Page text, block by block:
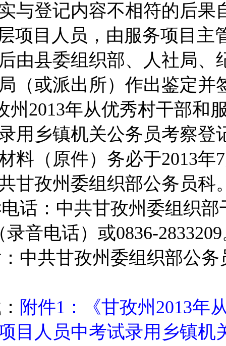
与登记内容不相符的后果
项目人员，由服务项目主
由县委组织部、人社局、
（或派出所）作出鉴定并
州2013年从优秀村干部和
用乡镇机关公务员考察登
料（原件）务必于2013年
甘孜州委组织部公务员科
话：中共甘孜州委组织部
录音电话）或0836-
中共甘孜州委组织部公务
附件1 ：《甘孜州2013年
目人员中考试录用乡镇机